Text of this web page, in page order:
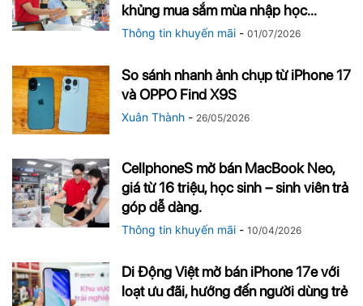
khủng mua sắm mùa nhập học...
Thông tin khuyến mãi - 01/07/2026
So sánh nhanh ảnh chụp từ iPhone 17
và OPPO Find X9S
Xuân Thành - 26/05/2026
CellphoneS mở bán MacBook Neo,
giá từ 16 triệu, học sinh – sinh viên trả
góp dễ dàng.
Thông tin khuyến mãi - 10/04/2026
Di Động Việt mở bán iPhone 17e với
loạt ưu đãi, hướng đến người dùng trẻ